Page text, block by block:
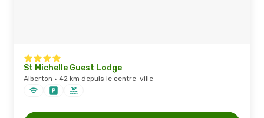
St Michelle Guest Lodge
Alberton · 42 km depuis le centre-ville